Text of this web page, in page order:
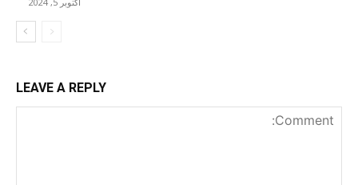
LEAVE A REPLY